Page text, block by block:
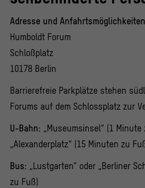
Adresse und Anfahrtsmöglichkeiten
Humboldt Forum
Schloßplatz
10178 Berlin
Barrierefreie Parkplätze stehen
Forums auf dem Schlossplatz zur
U-Bahn: „Museumsinsel“ (1 Minute
„Alexanderplatz“ (15 Minuten zu
Bus: „Lustgarten“ oder „Berliner
zu Fuß)